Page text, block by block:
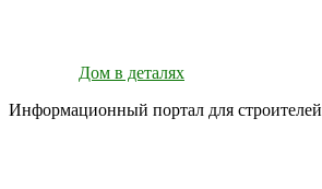
Дом в деталях
Информационный портал для строителей